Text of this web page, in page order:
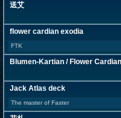
送艾
flower cardian exodia
FTK
Blumen-Kartian / Flower
Jack Atlas deck
The master of Faster